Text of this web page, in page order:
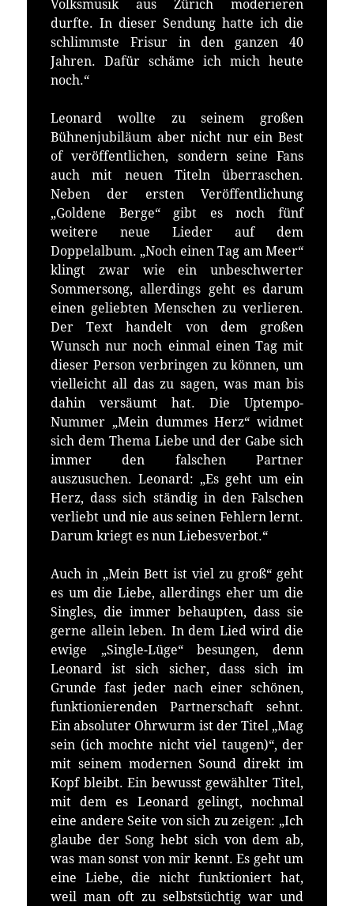
Volksmusik aus Zürich moderieren
durfte. In dieser Sendung hatte ich die
schlimmste Frisur in den ganzen 40
Jahren. Dafür schäme ich mich heute
noch.“
Leonard wollte zu seinem großen
Bühnenjubiläum aber nicht nur ein Best
of veröffentlichen, sondern seine Fans
auch mit neuen Titeln überraschen.
Neben der ersten Veröffentlichung
„Goldene Berge“ gibt es noch fünf
weitere neue Lieder auf dem
Doppelalbum. „Noch einen Tag am Meer“
klingt zwar wie ein unbeschwerter
Sommersong, allerdings geht es darum
einen geliebten Menschen zu verlieren.
Der Text handelt von dem großen
Wunsch nur noch einmal einen Tag mit
dieser Person verbringen zu können, um
vielleicht all das zu sagen, was man bis
dahin versäumt hat. Die Uptempo-
Nummer „Mein dummes Herz“ widmet
sich dem Thema Liebe und der Gabe sich
immer den falschen Partner
auszusuchen. Leonard: „Es geht um ein
Herz, dass sich ständig in den Falschen
verliebt und nie aus seinen Fehlern lernt.
Darum kriegt es nun Liebesverbot.“
Auch in „Mein Bett ist viel zu groß“ geht
es um die Liebe, allerdings eher um die
Singles, die immer behaupten, dass sie
gerne allein leben. In dem Lied wird die
ewige „Single-Lüge“ besungen, denn
Leonard ist sich sicher, dass sich im
Grunde fast jeder nach einer schönen,
funktionierenden Partnerschaft sehnt.
Ein absoluter Ohrwurm ist der Titel „Mag
sein (ich mochte nicht viel taugen)“, der
mit seinem modernen Sound direkt im
Kopf bleibt. Ein bewusst gewählter Titel,
mit dem es Leonard gelingt, nochmal
eine andere Seite von sich zu zeigen: „Ich
glaube der Song hebt sich von dem ab,
was man sonst von mir kennt. Es geht um
eine Liebe, die nicht funktioniert hat,
weil man oft zu selbstsüchtig war und